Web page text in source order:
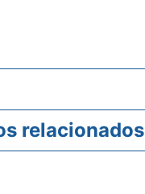
relacionados